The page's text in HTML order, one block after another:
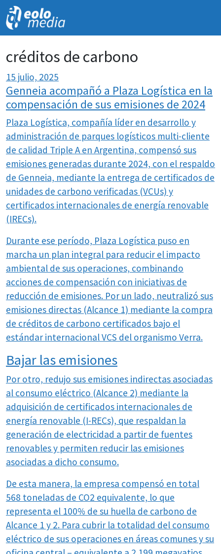
créditos de carbono
15 julio, 2025
Genneia acompañó a Plaza Logística en la
compensación de sus emisiones de 2024
Plaza Logística, compañía líder en desarrollo y
administración de parques logísticos multi-cliente
de calidad Triple A en Argentina, compensó sus
emisiones generadas durante 2024, con el respaldo
de Genneia, mediante la entrega de certificados de
unidades de carbono verificadas (VCUs) y
certificados internacionales de energía renovable
(IRECs).
Durante ese período, Plaza Logística puso en
marcha un plan integral para reducir el impacto
ambiental de sus operaciones, combinando
acciones de compensación con iniciativas de
reducción de emisiones. Por un lado, neutralizó sus
emisiones directas (Alcance 1) mediante la compra
de créditos de carbono certificados bajo el
estándar internacional VCS del organismo Verra.
Bajar las emisiones
Por otro, redujo sus emisiones indirectas asociadas
al consumo eléctrico (Alcance 2) mediante la
adquisición de certificados internacionales de
energía renovable (I-RECs), que respaldan la
generación de electricidad a partir de fuentes
renovables y permiten reducir las emisiones
asociadas a dicho consumo.
De esta manera, la empresa compensó en total
568 toneladas de CO2 equivalente, lo que
representa el 100% de su huella de carbono de
Alcance 1 y 2. Para cubrir la totalidad del consumo
eléctrico de sus operaciones en áreas comunes y su